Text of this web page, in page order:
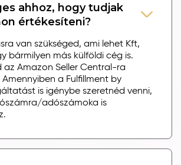
ahhoz, hogy tudjak
értékesíteni?
van szükséged, ami lehet Kft,
bármilyen más külföldi cég is.
az Amazon Seller Central-ra
Amennyiben a Fulfillment by
is igénybe szeretnéd venni,
adószámoka is